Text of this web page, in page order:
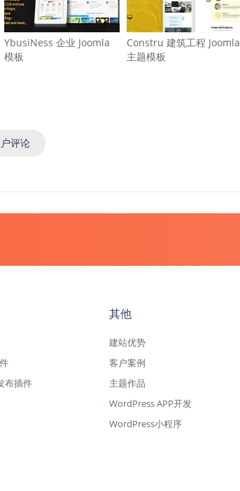
YbusiNess 企业 Joomla
模板
Constru 建筑工程 Joomla
主题模板
评论
布插件
其他
建站优势
客户案例
主题作品
WordPress APP开发
WordPress小程序